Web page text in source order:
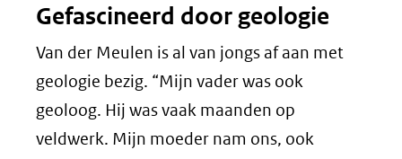
Gefascineerd door geologie
Van der Meulen is al van jongs af aan met
geologie bezig. “Mijn vader was ook
geoloog. Hij was vaak maanden op
veldwerk. Mijn moeder nam ons, ook